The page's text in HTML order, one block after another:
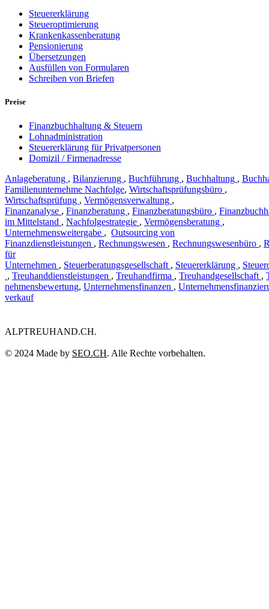
Steuererklärung
Steueroptimierung
Krankenkassenberatung
Pensionierung
Übersetzungen
Ausfüllen von Formularen
Schreiben von Briefen
Preise
Finanzbuchhaltung & Steuern
Lohnadministration
Steuererklärung für Privatpersonen
Domizil / Firmenadresse
Anlageberatung , Bilanzierung , Buchführung , Buchhaltung ,
Familienunternehme Nachfolge, Wirtschaftsprüfungsbüro ,
Wirtschaftsprüfung , Vermögensverwaltung ,
Finanzanalyse , Finanzberatung , Finanzberatungsbüro ,
im Mittelstand , Nachfolgestrategie , Vermögensberatung ,
Unternehmensweitergabe , Outsourcing von
Finanzdienstleistungen , Rechnungswesen , Rechnungswesenbüro ,
für
Unternehmen , Steuerberatungsgesellschaft , Steuererklärung ,
, Treuhanddienstleistungen , Treuhandfirma , Treuhandgesellschaft ,
nehmensbewertung, Unternehmensfinanzen ,
verkauf
ALPTREUHAND.CH.
© 2024 Made by SEO.CH. Alle Rechte vorbehalten.